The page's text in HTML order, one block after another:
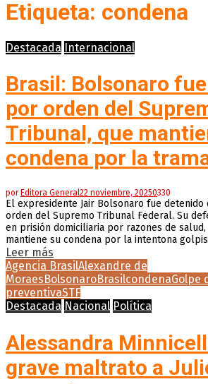
Etiqueta: condena
Destacada Internacional
Brasil: Bolsonaro
por orden del
Tribunal, que
condena por la
por Editora General22 noviembre, 20250330
El expresidente Jair Bolsonaro fue detenido
orden del Supremo Tribunal Federal. Su
en prisión domiciliaria por razones de
mantiene su condena por la intentona
Leer más
Agencia BrasilAlexandre de
Moraes BolsonaroBrasilcondenaGolpe
preventivaSTF
Destacada Nacional Política
Alessandra
grave maltrato a